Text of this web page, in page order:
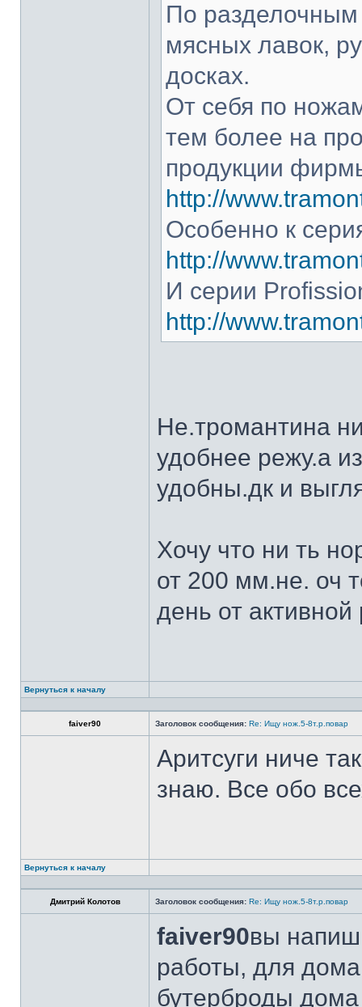
По разделочным
мясных лавок,
досках.
От себя по
тем более на
продукции
http://
Особенно к
http://
И серии
http://
Не.тромантина
удобнее режу.а
удобны.дк и
Хочу что ни ть
от 200 мм.не. оч
день от
Вернуться к началу
faiver90 Заголовок сообщения: Re: Ищу нож.5-8т.р.повар
Аритсуги ниче
знаю. Все обо
Вернуться к началу
Дмитрий Колотов Заголовок сообщения: Re: Ищу нож.5-8т.р.повар
faiver90вы
работы, для
бутерброды дома